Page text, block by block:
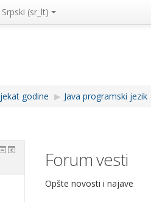
Srpski ‎(sr_lt)‎
godine ▶︎ Java programski jezik
Forum vesti
Opšte novosti i najave